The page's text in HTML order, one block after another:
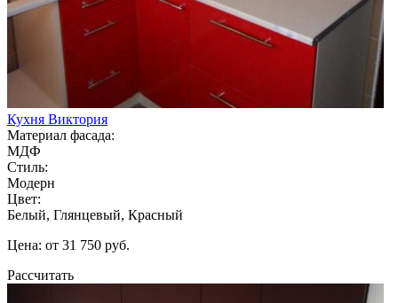
Кухня Виктория
Материал фасада:
МДФ
Стиль:
Модерн
Цвет:
Белый, Глянцевый, Красный
Цена: от 31 750 руб.
Рассчитать